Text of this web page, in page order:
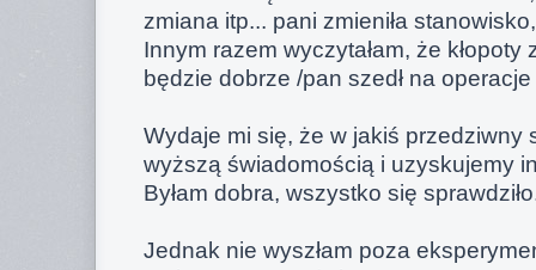
zmiana itp... pani zmieniła
Innym razem wyczytałam, że
będzie dobrze /pan szedł na
Wydaje mi się, że w jakiś przedziwny
wyższą świadomością i uzyskujemy
Byłam dobra, wszystko się
Jednak nie wyszłam poza